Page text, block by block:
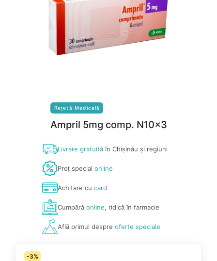
Rețetă Medicală
Ampril 5mg comp. N10x3
Livrare gratuităîn Chișinău și regiuni
Preț special online
Achitare cu card
Cumpărăonline, ridică în farmacie
Află primul despre oferte speciale
-3%